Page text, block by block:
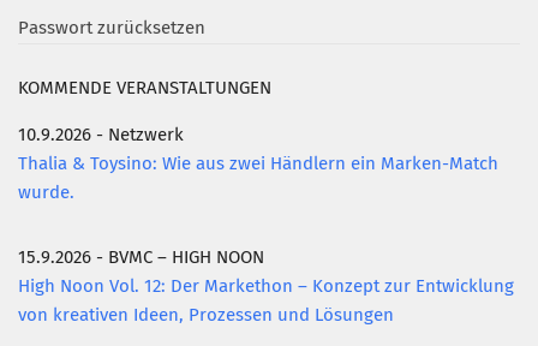
AKTUELLES
Passwort zurücksetzen
KOMMENDE VERANSTALTUNGEN
10.9.2026 - Netzwerk
Thalia & Toysino: Wie aus zwei Händlern ein Marken-Match
wurde.
15.9.2026 - BVMC – HIGH NOON
High Noon Vol. 12: Der Markethon – Konzept zur Entwicklung
von kreativen Ideen, Prozessen und Lösungen